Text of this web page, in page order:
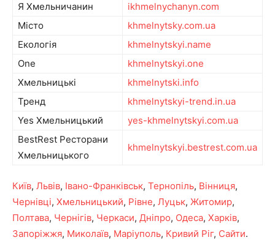
Я Хмельничанин
ikhmelnychanyn.com
Місто
khmelnytsky.com.ua
Екологія
khmelnytskyi.name
One
khmelnytskyi.one
Хмельницькі
khmelnytski.info
Тренд
khmelnytskyi-trend.in.ua
Yes Хмельницький
yes-khmelnytskyi.com.ua
BestRest Ресторани
Хмельницького
khmelnytskyi.bestrest.com.ua
Київ, Львів, Івано-Франківськ, Тернопіль, Вінниця,
Чернівці, Хмельницький, Рівне, Луцьк, Житомир,
Полтава, Чернігів, Черкаси, Дніпро, Одеса, Харків,
Запоріжжя, Миколаїв, Маріуполь, Кривий Ріг, Сайти.